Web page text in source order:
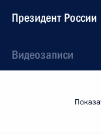
Президент России
Видеозаписи